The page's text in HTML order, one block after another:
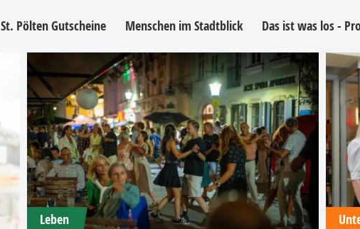
St. Pölten Gutscheine Menschen im Stadtblick Das ist was los -
Leben